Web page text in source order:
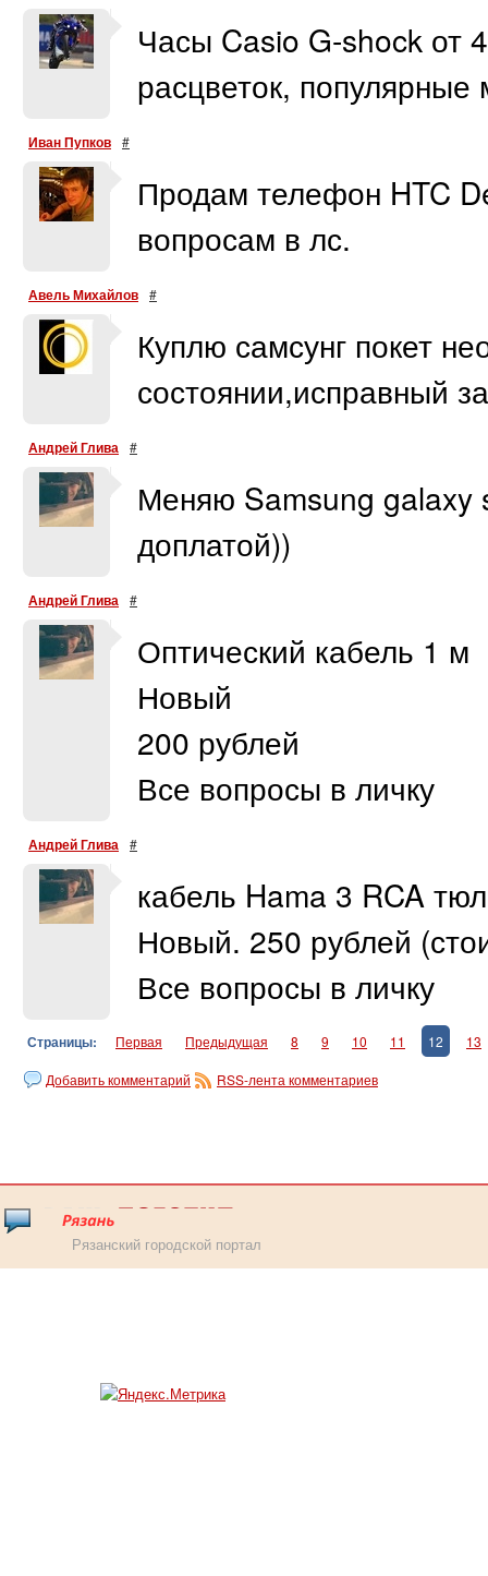
Часы Casio G-shock от
расцветок,
Иван Пупков #
Продам телефон HTC
вопросам в лс.
Авель Михайлов #
Куплю самсунг покет
состоянии,исправный
Андрей Глива #
Меняю Samsung galaxy
доплатой))
Андрей Глива #
Оптический кабель 1 м
Новый
200 рублей
Все вопросы в личку
Андрей Глива #
кабель Hama 3 RCA
Новый. 250 рублей
Все вопросы в личку
Страницы: Первая Предыдущая 8 9 10 11 12 13
Добавить комментарий RSS-лента комментариев
Рязанский городской портал